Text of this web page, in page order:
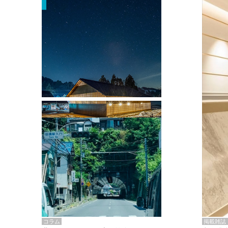
掲載雑誌
掲載雑誌・書籍
『街歩き研修「アールデコとモダニズ
ム、和風バロック」』のレポート記事が
掲載
コラム